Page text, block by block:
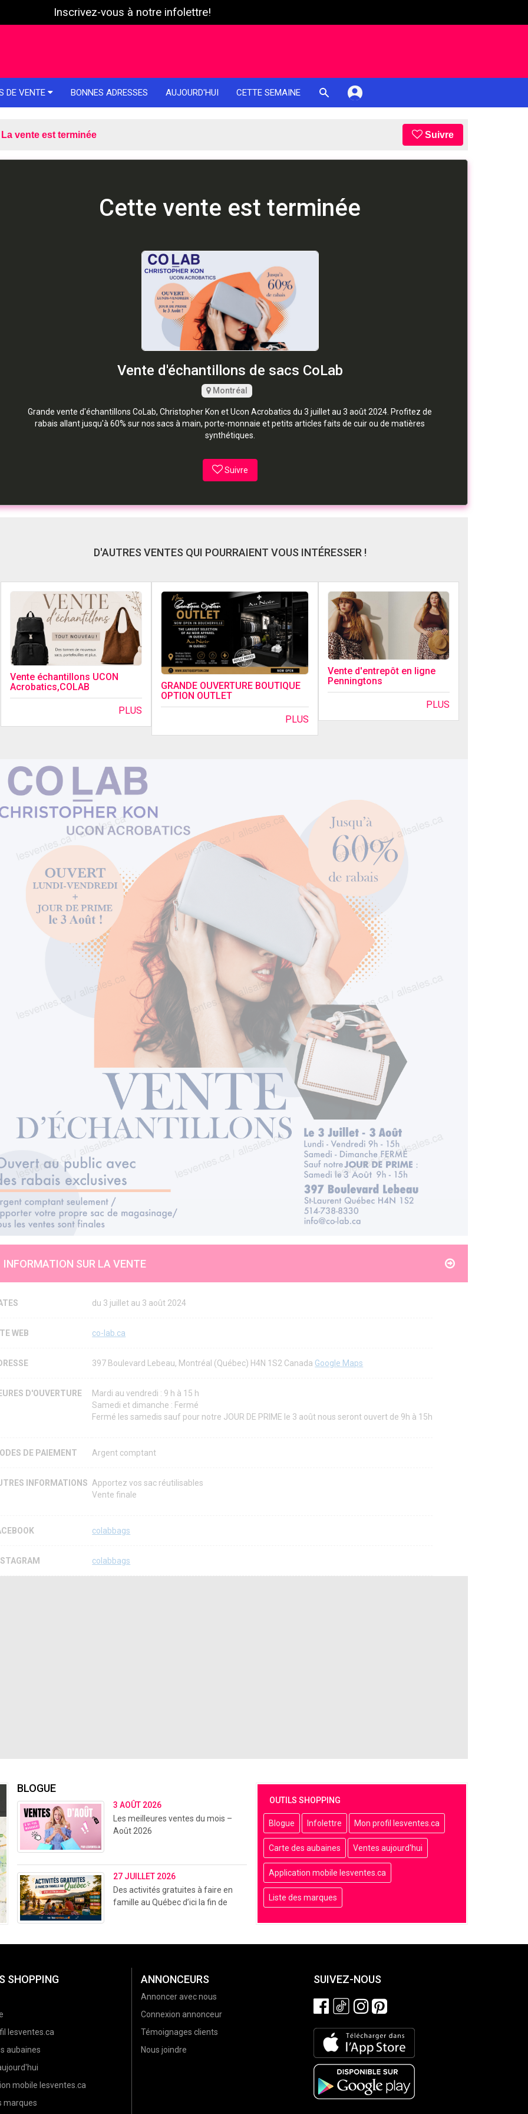
Inscrivez-vous à notre infolettre!
DE VENTE BONNES ADRESSES AUJOURD'HUI CETTE SEMAINE
La vente est terminée Suivre
Cette vente est terminée
Vente d'échantillons de sacs CoLab
Montréal
Grande vente d'échantillons CoLab, Christopher Kon et Ucon Acrobatics du 3 juillet au 3 août 2024. Profitez de
rabais allant jusqu'à 60% sur nos sacs à main, porte-monnaie et petits articles faits de cuir ou de matières
synthétiques.
Suivre
D'AUTRES VENTES QUI POURRAIENT VOUS INTÉRESSER !
Vente échantillons UCON
Acrobatics,COLAB
PLUS
GRANDE OUVERTURE BOUTIQUE
OPTION OUTLET
PLUS
Vente d'entrepôt en ligne
Penningtons
PLUS
INFORMATION SUR LA VENTE
du 3 juillet au 3 août 2024
WEB co-lab.ca
397 Boulevard Lebeau, Montréal (Québec) H4N 1S2 Canada Google Maps
D'OUVERTURE
Mardi au vendredi : 9 h à 15 h
Samedi et dimanche : Fermé
Fermé les samedis sauf pour notre JOUR DE PRIME le 3 août nous seront ouvert de 9h à 15h
DE PAIEMENT Argent comptant
INFORMATIONS Apportez vos sac réutilisables
Vente finale
colabbags
colabbags
OUTILS SHOPPING
Blogue Infolettre Mon profil lesventes.ca
Carte des aubaines Ventes aujourd'hui
Application mobile lesventes.ca
Liste des marques
BLOGUE
3 AOÛT 2026
Les meilleures ventes du mois –
Août 2026
27 JUILLET 2026
Des activités gratuites à faire en
famille au Québec d’ici la fin de
SHOPPING
lesventes.ca
aubaines
mobile lesventes.ca
marques
ANNONCEURS
Annoncer avec nous
Connexion annonceur
Témoignages clients
Nous joindre
SUIVEZ-NOUS